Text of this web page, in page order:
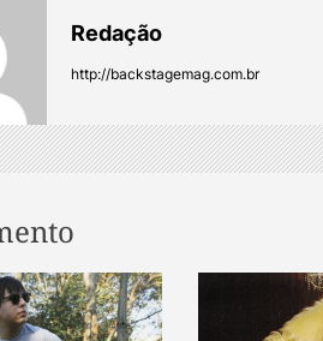
Redação
http://backstagemag.com.br